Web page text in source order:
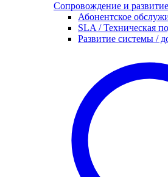
Сопровождение и
Абонентское
SLA / Техническая
Развитие системы /